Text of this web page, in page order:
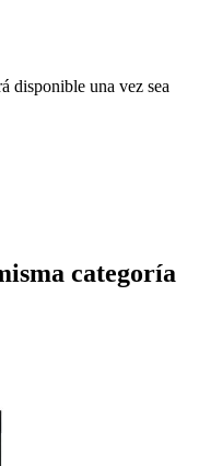
disponible una vez sea
categoría